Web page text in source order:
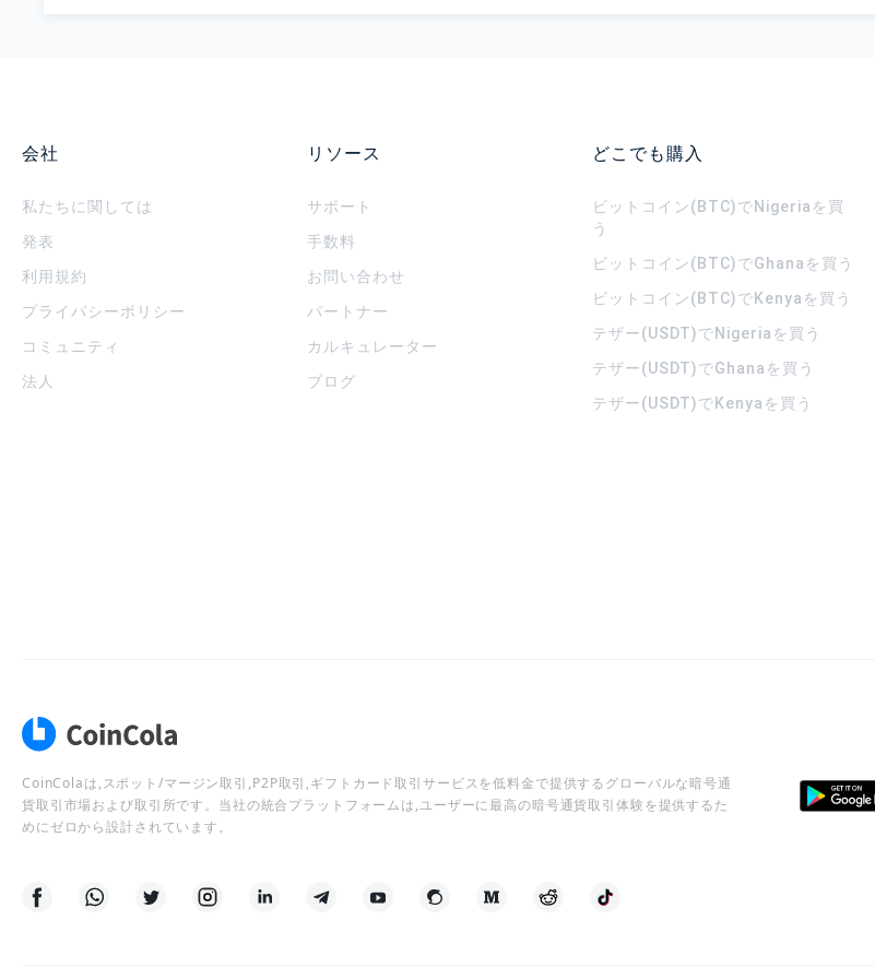
会社
私たちに関しては
発表
利用規約
プライバシーポリシー
コミュニティ
法人
リソース
サポート
手数料
お問い合わせ
パートナー
カルキュレーター
ブログ
どこでも購入
ビットコイン(BTC)でNigeriaを買
う
ビットコイン(BTC)でGhanaを買う
ビットコイン(BTC)でKenyaを買う
テザー(USDT)でNigeriaを買う
テザー(USDT)でGhanaを買う
テザー(USDT)でKenyaを買う
CoinColaは,スポット/マージン取引,P2P取引,ギフトカード取引サービスを低料金で提供するグローバルな暗号通
貨取引市場および取引所です。当社の統合プラットフォームは,ユーザーに最高の暗号通貨取引体験を提供するた
めにゼロから設計されています。